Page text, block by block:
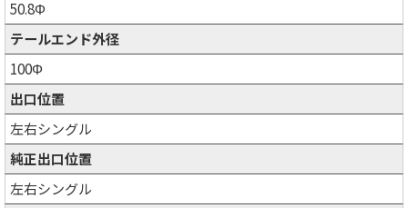
50.8Φ
テールエンド外径
100Φ
出口位置
左右シングル
純正出口位置
左右シングル